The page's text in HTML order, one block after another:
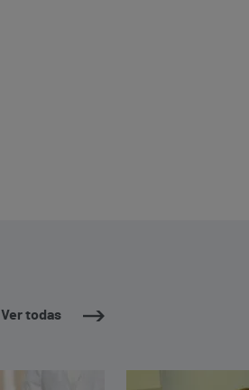
Ver todas